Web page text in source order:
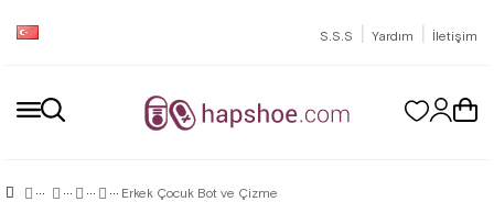
S.S.S | Yardım | İletişim
Erkek Çocuk Bot ve Çizme